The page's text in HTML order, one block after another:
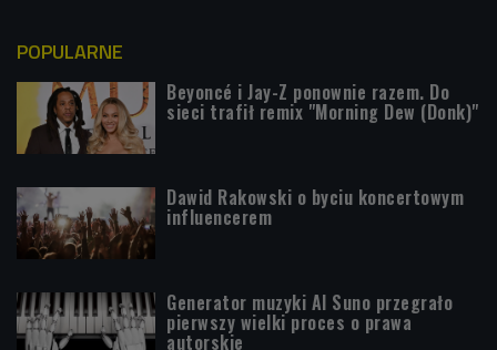
POPULARNE
Beyoncé i Jay-Z ponownie razem. Do
sieci trafił remix "Morning Dew (Donk)"
Dawid Rakowski o byciu koncertowym
influencerem
Generator muzyki AI Suno przegrało
pierwszy wielki proces o prawa
autorskie